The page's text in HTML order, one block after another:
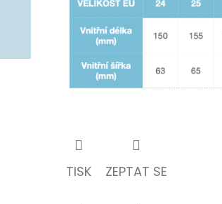
hvězdiček.
TISK ZEPTAT SE